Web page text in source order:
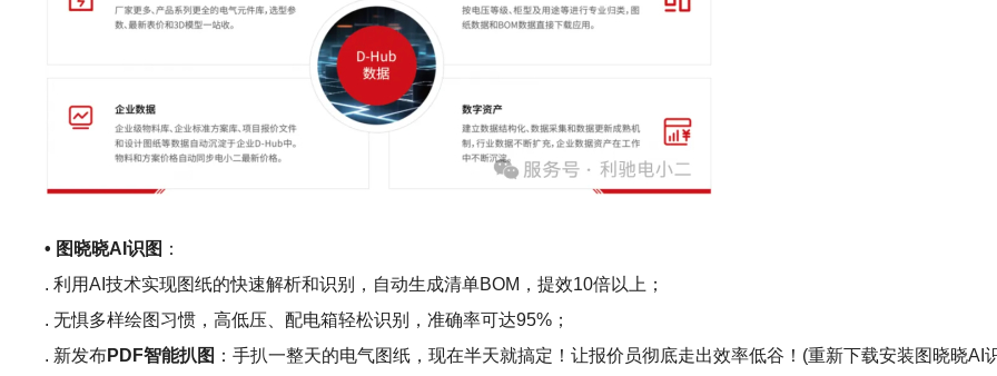
• 图晓晓AI识图 ：
. 利用AI技术实现图纸的快速解析和识别，自动生成清单BOM，提效10倍以上；
. 无惧多样绘图习惯，高低压、配电箱轻松识别，准确率可达95%；
. 新发布PDF智能扒图 ：手扒一整天的电气图纸，现在半天就搞定！让报价员彻底走出效率低谷！(重新下载安装图晓晓